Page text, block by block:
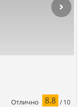
Отлично 8.8 / 10